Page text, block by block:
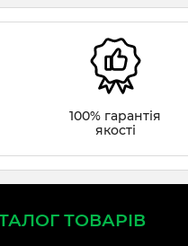
100% гарантія
якості
ТОВАРІВ